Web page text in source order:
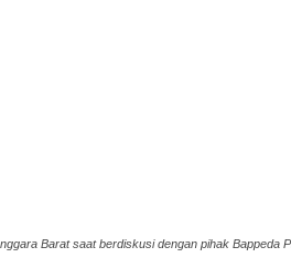
Barat saat berdiskusi dengan pihak Bappeda